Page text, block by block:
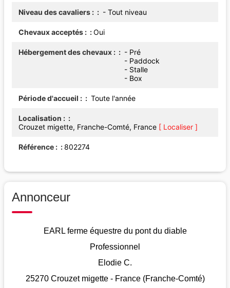
Niveau des cavaliers : - Tout niveau
Chevaux acceptés : Oui
Hébergement des chevaux :
- Pré
- Paddock
- Stalle
- Box
Période d'accueil : Toute l'année
Localisation :
Crouzet migette, Franche-Comté, France [ Localiser ]
Référence : 802274
Annonceur
EARL ferme équestre du pont du diable
Professionnel
Elodie C.
25270 Crouzet migette - France (Franche-Comté)